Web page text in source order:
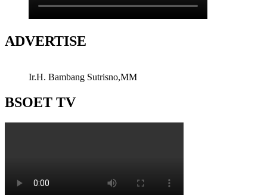
ADVERTISE
Ir.H. Bambang Sutrisno,MM
BSOET TV